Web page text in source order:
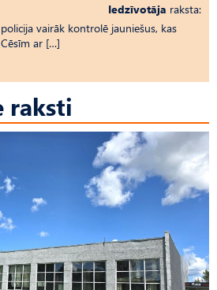
Iedzīvotāja raksta:
vairāk kontrolē jauniešus, kas
ar […]
raksti